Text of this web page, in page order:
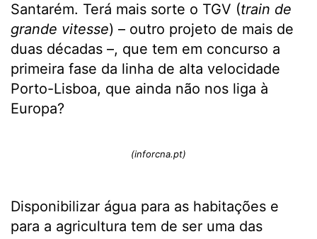
Santarém. Terá mais sorte o TGV (train de
grande vitesse) – outro projeto de mais de
duas décadas –, que tem em concurso a
primeira fase da linha de alta velocidade
Porto-Lisboa, que ainda não nos liga à
Europa?
(inforcna.pt)
Disponibilizar água para as habitações e
para a agricultura tem de ser uma das